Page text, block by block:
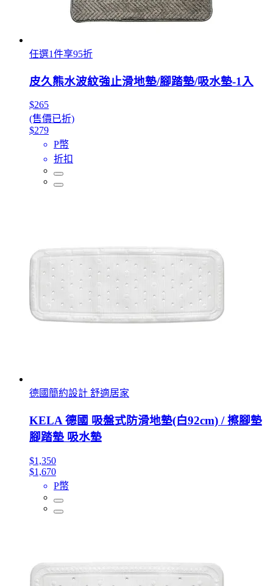
任選1件享95折
皮久熊水波紋強止滑地墊/腳踏墊/吸水墊-1入
$265
(售價已折)
$279
P幣
折扣
德國簡約設計 舒適居家
KELA 德國 吸盤式防滑地墊(白92cm) / 擦腳墊
腳踏墊 吸水墊
$1,350
$1,670
P幣